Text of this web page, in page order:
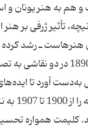
هم به هنر یونان و
تأثیر ژرفی بر
هنرهاست ـ رشد
آورد تا
درباره هنر را بسط و
کلیمت همواره